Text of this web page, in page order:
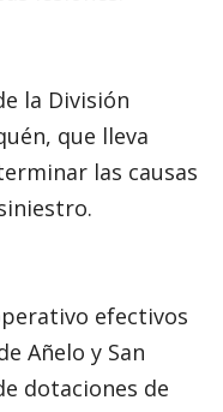
la División
que lleva
las causas
efectivos
Añelo y San
dotaciones de